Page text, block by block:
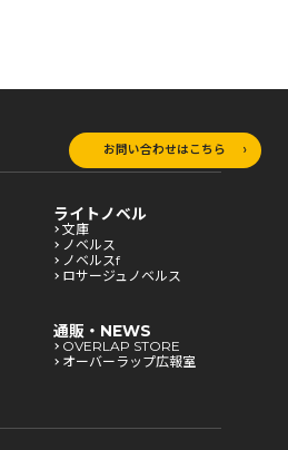
お問い合わせはこちら
ライトノベル
文庫
ノベルス
ノベルスf
ロサージュノベルス
通販・NEWS
OVERLAP STORE
オーバーラップ広報室